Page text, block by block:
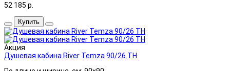
52 185 р.
Купить
Акция
Душевая кабина River Temza 90/26 ТН